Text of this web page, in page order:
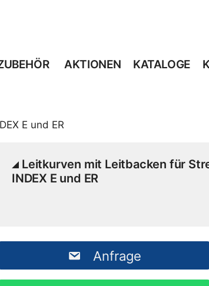
AKTIONEN KATALOGE
E und ER
Leitkurven mit Leitbacken für
INDEX E und ER
Anfrage